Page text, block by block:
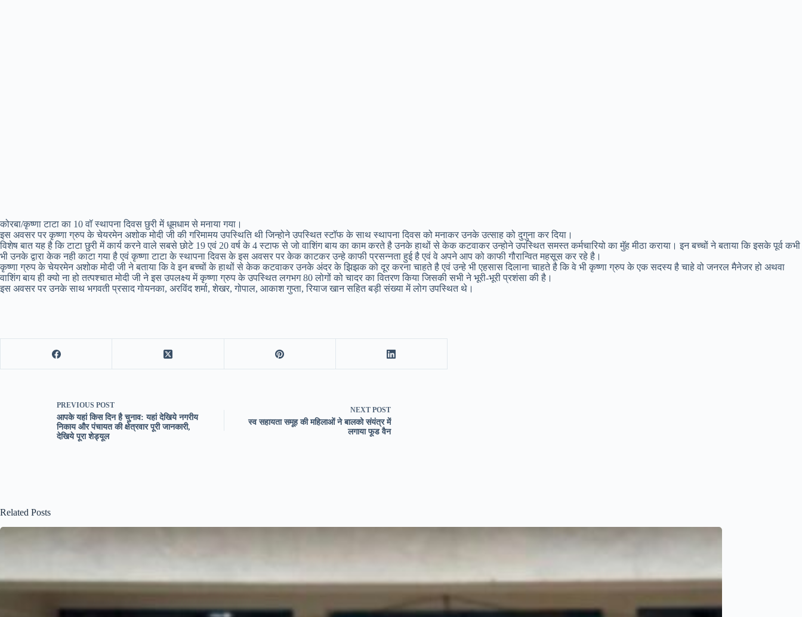
कोरबा/कृष्णा टाटा का 10 वॉ स्थापना दिवस छुरी में धूमधाम से मनाया गया।
इस अवसर पर कृष्णा ग्रुप के चेयरमेन अशोक मोदी जी की गरिमामय उपस्थिति थी जिन्होने उपस्थित स्टॉफ के साथ स्थापना दिवस को मनाकर उनके उत्साह को दुगुना कर दिया।
विशेष बात यह है कि टाटा छुरी में कार्य करने वाले सबसे छोटे 19 एवं 20 वर्ष के 4 स्टाफ से जो वाशिंग बाय का काम करते है उनके हाथों से केक कटवाकर उन्होने उपस्थित समस्त कर्मचारियो का मॅुह मीठा कराया। इन बच्चों ने बताया कि इसके पूर्व कभी
भी उनके द्वारा केक नही काटा गया है एवं कृष्णा टाटा के स्थापना दिवस के इस अवसर पर केक काटकर उन्हे काफी प्रसन्नता हुई है एवं वे अपने आप को काफी गौरान्वित महसूस कर रहे है।
कृष्णा ग्रुप के चेयरमेन अशोक मोदी जी ने बताया कि वे इन बच्चों के हाथों से केक कटवाकर उनके अंदर के झिझक को दूर करना चाहते है एवं उन्हे भी एहसास दिलाना चाहते है कि वे भी कृष्णा ग्रुप के एक सदस्य है चाहे वो जनरल मैनेजर हो अथवा
वाशिंग बाय ही क्यो ना हो तत्पश्चात मोदी जी ने इस उपलक्ष्य में कृष्णा ग्रुप के उपस्थित लगभग 80 लोगों को चादर का वितरण किया जिसकी सभी ने भूरी-भूरी प्रशंसा की है।
इस अवसर पर उनके साथ भगवती प्रसाद गोयनका, अरविंद शर्मा, शेखर, गोपाल, आकाश गुप्ता, रियाज खान सहित बड़ी संख्या में लोग उपस्थित थे।
PREVIOUS POST
आपके यहां किस दिन है चुनाव: यहां देखिये नगरीय
निकाय और पंचायत की क्षेत्रवार पूरी जानकारी,
देखिये पूरा शेड्यूल
NEXT POST
स्व सहायता समूह की महिलाओं ने बालको संयंत्र में
लगाया फूड वैन
Related Posts